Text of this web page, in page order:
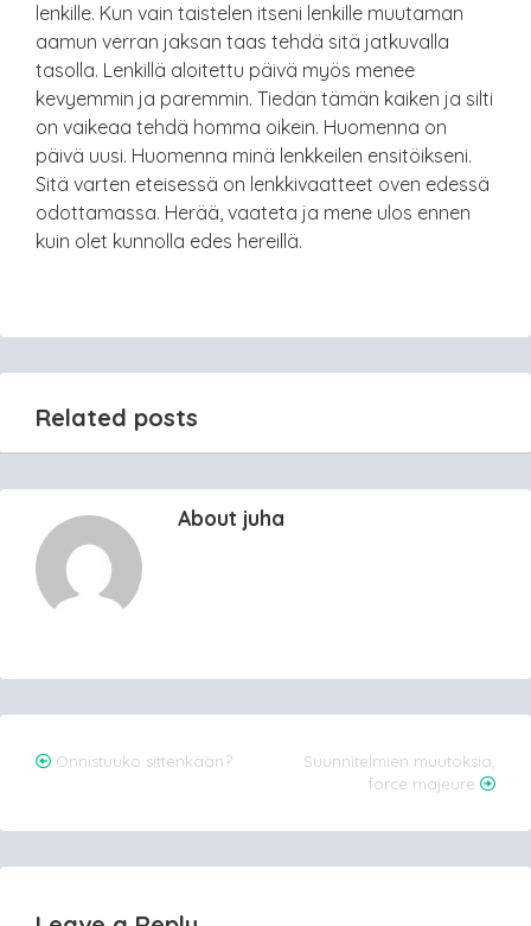
lenkille. Kun vain taistelen itseni lenkille muutaman
aamun verran jaksan taas tehdä sitä jatkuvalla
tasolla. Lenkillä aloitettu päivä myös menee
kevyemmin ja paremmin. Tiedän tämän kaiken ja silti
on vaikeaa tehdä homma oikein. Huomenna on
päivä uusi. Huomenna minä lenkkeilen ensitöikseni.
Sitä varten eteisessä on lenkkivaatteet oven edessä
odottamassa. Herää, vaateta ja mene ulos ennen
kuin olet kunnolla edes hereillä.
Related posts
About juha
Post
Onnistuuko sittenkään?
Suunnitelmien muutoksia,
force majeure